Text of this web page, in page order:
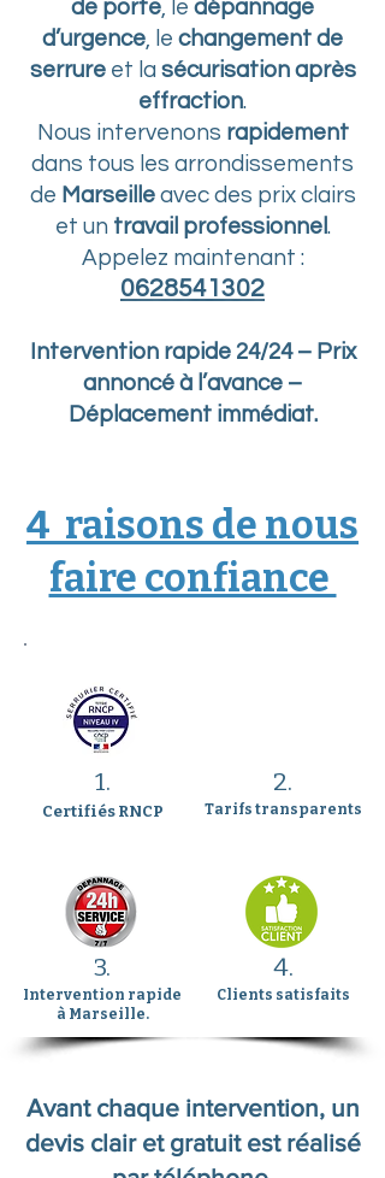
de porte, le dépannage
d’urgence, le changement de
serrureet la sécurisation après
effraction.
Nous intervenons rapidement
dans tous les arrondissements
de Marseilleavec des prix clairs
et un travail professionnel .
Appelez maintenant :
0628541302
Intervention rapide 24/24 – Prix
annoncé à l’avance –
Déplacement immédiat.
4 raisons de nous
faire confiance
1. 2.
Certifiés RNCP Tarifs transparents
3. 4.
Intervention rapide
à Marseille.
Clients satisfaits
Avant chaque intervention, un
devis clair et gratuit est réalisé